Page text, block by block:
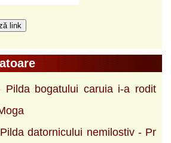
link
bogatului caruia i-a rodit
datornicului nemilostiv - Pr